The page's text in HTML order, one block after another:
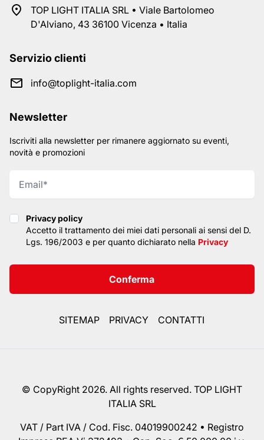
TOP LIGHT ITALIA SRL • Viale Bartolomeo
D'Alviano, 43 36100 Vicenza • Italia
Servizio clienti
info@toplight-italia.com
Newsletter
Iscriviti alla newsletter per rimanere aggiornato su eventi,
novità e promozioni
Privacy policy
Privacy policy
Accetto il trattamento dei miei dati personali ai sensi del D.
Lgs. 196/2003 e per quanto dichiarato nella Privacy
Conferma
SITEMAP PRIVACY CONTATTI
© CopyRight 2026. All rights reserved. TOP LIGHT
ITALIA SRL
VAT / Part IVA / Cod. Fisc. 04019900242 • Registro